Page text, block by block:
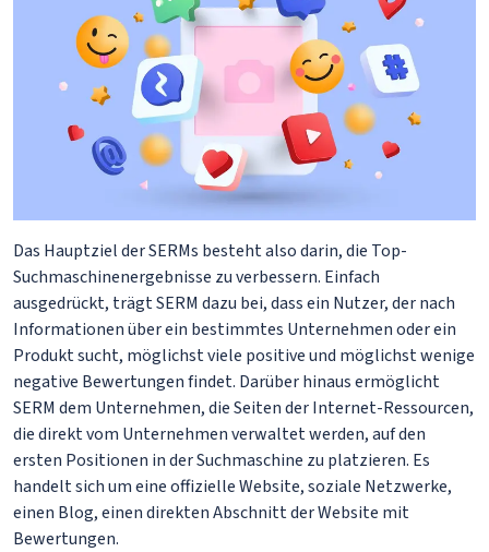
Das Hauptziel der SERMs besteht also darin, die Top-
Suchmaschinenergebnisse zu verbessern. Einfach
ausgedrückt, trägt SERM dazu bei, dass ein Nutzer, der nach
Informationen über ein bestimmtes Unternehmen oder ein
Produkt sucht, möglichst viele positive und möglichst wenige
negative Bewertungen findet. Darüber hinaus ermöglicht
SERM dem Unternehmen, die Seiten der Internet-Ressourcen,
die direkt vom Unternehmen verwaltet werden, auf den
ersten Positionen in der Suchmaschine zu platzieren. Es
handelt sich um eine offizielle Website, soziale Netzwerke,
einen Blog, einen direkten Abschnitt der Website mit
Bewertungen.